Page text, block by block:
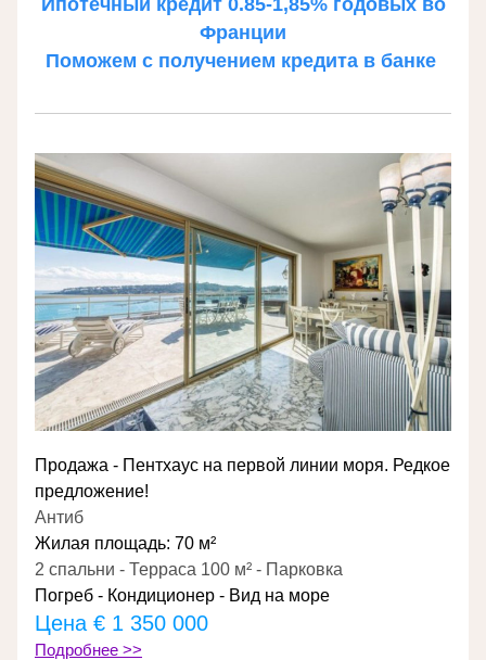
Ипотечный кредит 0.85-1,85% годовых во
Франции
Поможем с получением кредита в банке
Продажа - Пентхаус на первой линии моря. Редкое
предложение!
Антиб
Жилая площадь: 70 м²
2 спальни - Терраса 100 м² - Парковка
Погреб - Кондиционер - Вид на море
Цена € 1 350 000
Подробнее >>